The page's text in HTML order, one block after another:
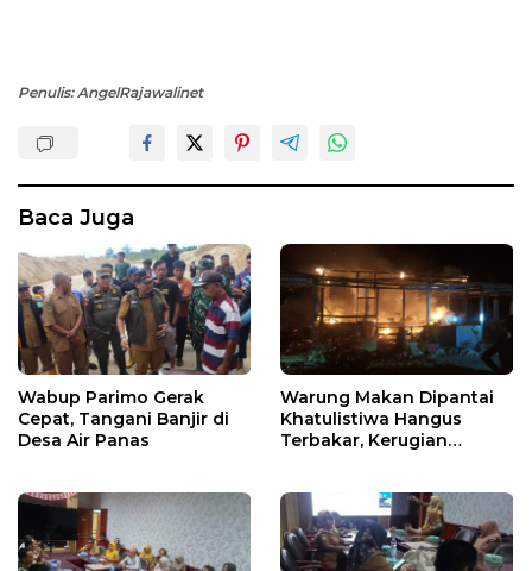
Penulis: AngelRajawalinet
Baca Juga
Wabup Parimo Gerak
Cepat, Tangani Banjir di
Desa Air Panas
Warung Makan Dipantai
Khatulistiwa Hangus
Terbakar, Kerugian